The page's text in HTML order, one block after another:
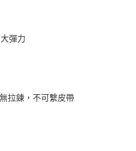
彈力
拉鍊，不可繫皮帶